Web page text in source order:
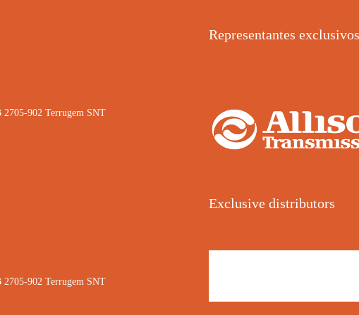
2705-902 Terrugem SNT
Representantes exclusivos
2705-902 Terrugem SNT
Exclusive distributors